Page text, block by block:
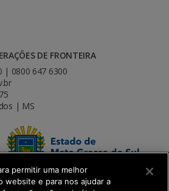
DE FRONTEIRA
| 0800 647 6300
| MS
permitir uma melhor
website e para nos ajudar a